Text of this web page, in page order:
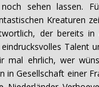
sehen lassen.
Kreaturen
der bereits in
eindrucksvolles Talent
mal ehrlich, wer
in Gesellschaft einer